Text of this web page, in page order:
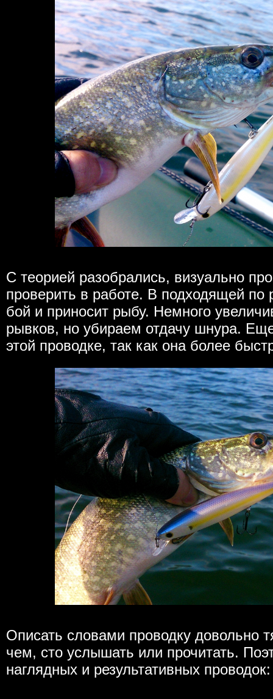
С теорией разобрались, визуально
проверить в работе. В подходящей по
бой и приносит рыбу. Немного
рывков, но убираем отдачу шнура.
этой проводке, так как она более
Описать словами проводку довольно
чем, сто услышать или прочитать.
наглядных и результативных проводок: